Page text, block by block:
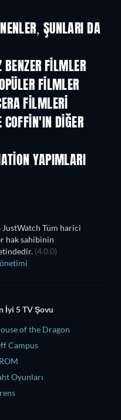
ŞUNLARI DA
BENZER FILMLER
FILMLER
FILMLERI
DIĞER
YAPIMLARI
TV
Tüm harici
hak sahibinin
(4.0.0)
İyi 5 TV Şovu
of the Dragon
Campus
Oyunları